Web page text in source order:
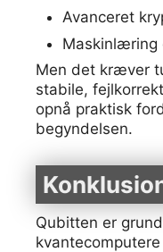
Avanceret
Maskinlæring
Men det kræver
stabile,
opnå praktisk
begyndelsen.
Qubitten er